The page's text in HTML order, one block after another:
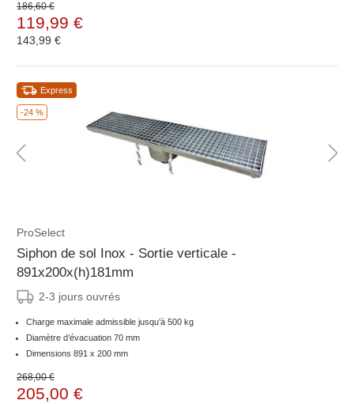
186,60 €
119,99 €
143,99 €
-24 %
Express
ProSelect
Siphon de sol Inox - Sortie verticale -
891x200x(h)181mm
2-3 jours ouvrés
Charge maximale admissible jusqu’à 500 kg
Diamètre d’évacuation 70 mm
Dimensions 891 x 200 mm
268,00 €
205,00 €